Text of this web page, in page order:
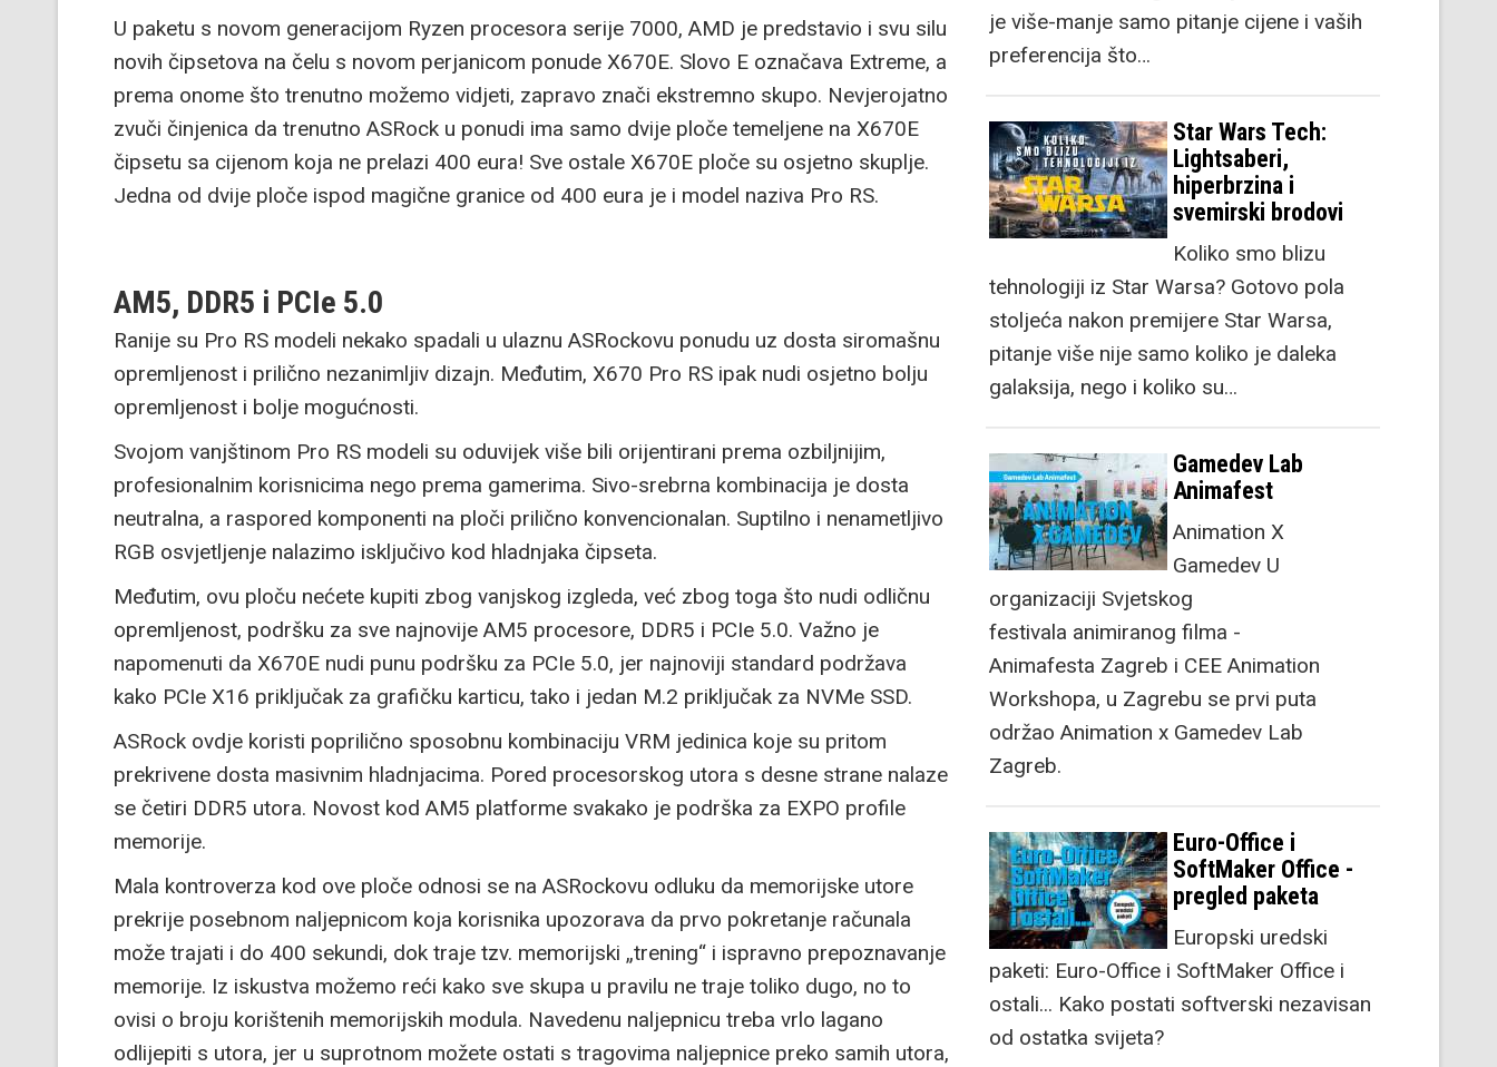
U paketu s novom generacijom Ryzen procesora serije 7000, AMD je predstavio i svu silu
novih čipsetova na čelu s novom perjanicom ponude X670E. Slovo E označava Extreme, a
prema onome što trenutno možemo vidjeti, zapravo znači ekstremno skupo. Nevjerojatno
zvuči činjenica da trenutno ASRock u ponudi ima samo dvije ploče temeljene na X670E
čipsetu sa cijenom koja ne prelazi 400 eura! Sve ostale X670E ploče su osjetno skuplje.
Jedna od dvije ploče ispod magične granice od 400 eura je i model naziva Pro RS.
AM5, DDR5 i PCIe 5.0
Ranije su Pro RS modeli nekako spadali u ulaznu ASRockovu ponudu uz dosta siromašnu
opremljenost i prilično nezanimljiv dizajn. Međutim, X670 Pro RS ipak nudi osjetno bolju
opremljenost i bolje mogućnosti.
Svojom vanjštinom Pro RS modeli su oduvijek više bili orijentirani prema ozbiljnijim,
profesionalnim korisnicima nego prema gamerima. Sivo-srebrna kombinacija je dosta
neutralna, a raspored komponenti na ploči prilično konvencionalan. Suptilno i nenametljivo
RGB osvjetljenje nalazimo isključivo kod hladnjaka čipseta.
Međutim, ovu ploču nećete kupiti zbog vanjskog izgleda, već zbog toga što nudi odličnu
opremljenost, podršku za sve najnovije AM5 procesore, DDR5 i PCIe 5.0. Važno je
napomenuti da X670E nudi punu podršku za PCIe 5.0, jer najnoviji standard podržava
kako PCIe X16 priključak za grafičku karticu, tako i jedan M.2 priključak za NVMe SSD.
ASRock ovdje koristi poprilično sposobnu kombinaciju VRM jedinica koje su pritom
prekrivene dosta masivnim hladnjacima. Pored procesorskog utora s desne strane nalaze
se četiri DDR5 utora. Novost kod AM5 platforme svakako je podrška za EXPO profile
memorije.
Mala kontroverza kod ove ploče odnosi se na ASRockovu odluku da memorijske utore
prekrije posebnom naljepnicom koja korisnika upozorava da prvo pokretanje računala
može trajati i do 400 sekundi, dok traje tzv. memorijski „trening“ i ispravno prepoznavanje
memorije. Iz iskustva možemo reći kako sve skupa u pravilu ne traje toliko dugo, no to
ovisi o broju korištenih memorijskih modula. Navedenu naljepnicu treba vrlo lagano
odlijepiti s utora, jer u suprotnom možete ostati s tragovima naljepnice preko samih utora,
je više-manje samo pitanje cijene i vaših
preferencija što…
Star Wars Tech:
Lightsaberi,
hiperbrzina i
svemirski brodovi
Koliko smo blizu
tehnologiji iz Star Warsa? Gotovo pola
stoljeća nakon premijere Star Warsa,
pitanje više nije samo koliko je daleka
galaksija, nego i koliko su…
Gamedev Lab
Animafest
Animation X
Gamedev U
organizaciji Svjetskog
festivala animiranog filma -
Animafesta Zagreb i CEE Animation
Workshopa, u Zagrebu se prvi puta
održao Animation x Gamedev Lab
Zagreb.
Euro-Office i
SoftMaker Office -
pregled paketa
Europski uredski
paketi: Euro-Office i SoftMaker Office i
ostali... Kako postati softverski nezavisan
od ostatka svijeta?